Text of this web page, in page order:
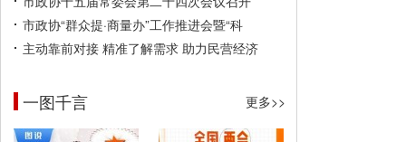
市政协“群众提·商量办”工作推进会暨“科
主动靠前对接 精准了解需求 助力民营经济
一图千言 更多>>